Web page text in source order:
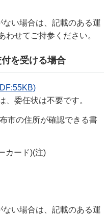
い場合は、記載のある運
わせてご持参ください。
を受ける場合
、委任状は不要です。
市の住所が確認できる書
カード)(注)
い場合は、記載のある運